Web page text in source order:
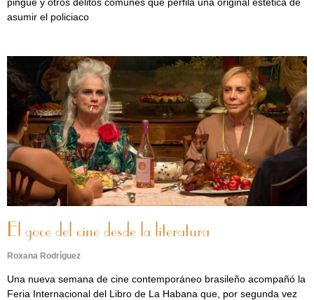
asumir el policiaco
El goce del cine desde la literatura
Roxana Rodríguez
Una nueva semana de cine contemporáneo brasileño acompañó la
Feria Internacional del Libro de La Habana que, por segunda vez